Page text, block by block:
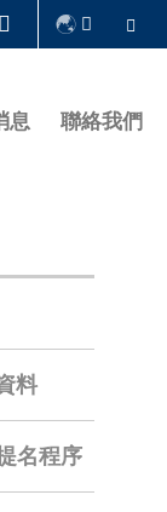
息 聯絡我們
料
名程序